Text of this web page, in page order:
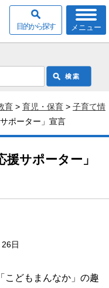
メニュー
目的から探す
育 > 育児・保育 > 子育て情
ポーター」宣言
サポーター」
日
こどもまんなか」の趣